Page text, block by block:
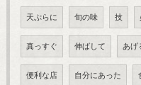
天ぷらに 旬の味 技
真っすぐ 伸ばして あげ
便利な店 自分にあった